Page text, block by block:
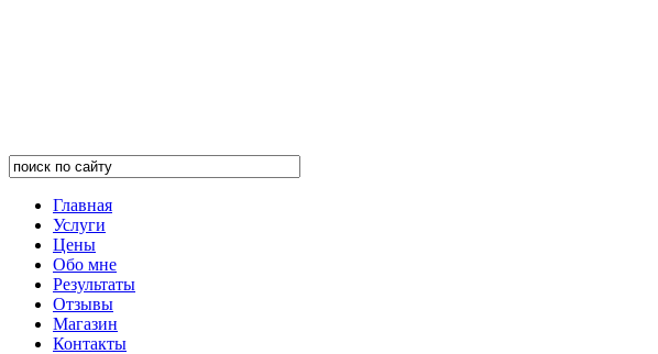
Главная
Услуги
Цены
Обо мне
Результаты
Отзывы
Магазин
Контакты